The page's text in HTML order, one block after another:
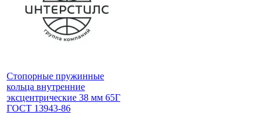
Стопорные пружинные
кольца внутренние
эксцентрические 38 мм 65Г
ГОСТ 13943-86